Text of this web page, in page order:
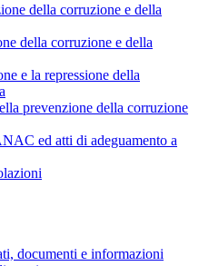
della corruzione e della
della corruzione e della
e la repressione della
prevenzione della corruzione
ed atti di adeguamento a
documenti e informazioni